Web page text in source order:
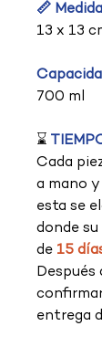
📏
13 x 13
700 ml
⌛
Cada
a mano
esta se
donde
de 15
Después
entrega